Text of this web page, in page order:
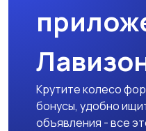
Крутите колесо
бонусы, удобно
объявления - все